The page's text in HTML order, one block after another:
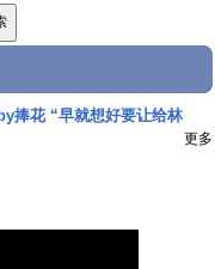
捧花 “早就想好要让给林
更多